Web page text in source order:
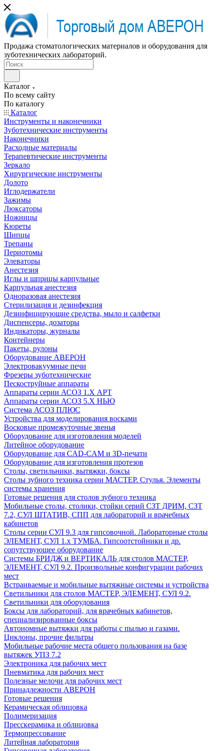
Продажа стоматологических материалов и оборудования для
зуботехнических лабораторий.
Каталог
По всему сайту
По каталогу
Каталог
Инструменты и наконечники
Зуботехнические инструменты
Наконечники
Расходные материалы
Терапевтические инструменты
Зеркало
Хирургические инструменты
Долото
Иглодержатели
Зажимы
Люксаторы
Ножницы
Кюреты
Шипцы
Трепаны
Периотомы
Элеваторы
Анестезия
Иглы и шприцы карпульные
Карпульная анестезия
Одноразовая анестезия
Стерилизация и дезинфекция
Дезинфицирующие средства, мыло и салфетки
Диспенсеры, дозаторы
Индикаторы, журналы
Контейнеры
Пакеты, рулоны
Оборудование АВЕРОН
Электровакуумные печи
Фрезеры зуботехнические
Пескоструйные аппараты
Аппараты серии АСОЗ 1.Х АРТ
Аппараты серии АСОЗ 5.Х НЬЮ
Система АСОЗ ПЛЮС
Устройства для моделирования восками
Восковые промежуточные звенья
Оборудование для изготовления моделей
Литейное оборудование
Оборудование для CAD-CAM и 3D-печати
Оборудование для изготовления протезов
Cтолы, светильники, вытяжки, боксы
Столы зубного техника серии МАСТЕР. Стулья. Элементы
системы хранения
Готовые решения для столов зубного техника
Мобильные столы, столики, стойки серий СЗТ ДРИМ, СЗТ
7.2, СУЛ ШТАТИВ, СПП для лабораторий и врачебных
кабинетов
Столы серии СУЛ 9.3 для гипсовочной. Лабораторные столы
ЭЛЕМЕНТ, СУЛ 1.х ТУМБА. Гипсоотстойники и др.
сопутствующее оборудование
Системы БРИДЖ и ВЕРТИКАЛЬ для столов МАСТЕР,
ЭЛЕМЕНТ, СУЛ 9.2. Произвольные конфигурации рабочих
мест
Встраиваемые и мобильные вытяжные системы и устройства
Светильники для столов МАСТЕР, ЭЛЕМЕНТ, СУЛ 9.2.
Светильники для оборудования
Боксы для лабораторий, для врачебных кабинетов,
специализированные боксы
Автономные вытяжки для работы с пылью и газами.
Циклоны, прочие фильтры
Мобильные рабочие места общего пользования на базе
вытяжек УПЗ 7.2
Электроника для рабочих мест
Пневматика для рабочих мест
Полезные мелочи для рабочих мест
Принадлежности АВЕРОН
Готовые решения
Керамическая облицовка
Полимеризация
Пресскерамика и облицовка
Термопрессование
Литейная лаборатория